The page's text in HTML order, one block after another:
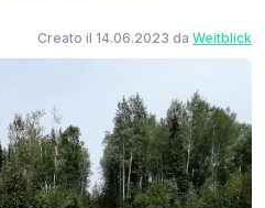
Creato il 14.06.2023 da Weitblick